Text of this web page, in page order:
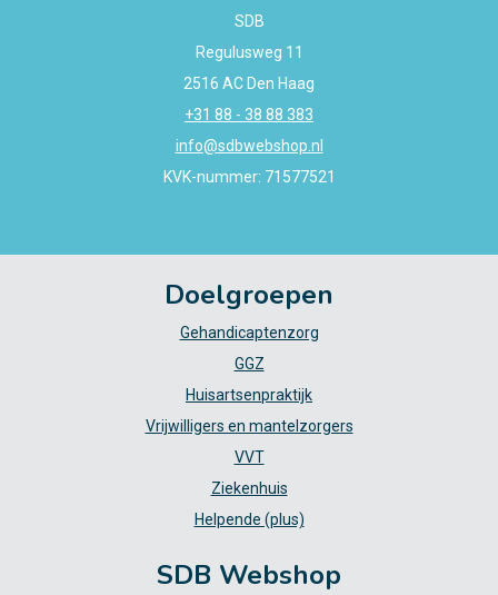
SDB
Regulusweg 11
2516 AC Den Haag
+31 88 - 38 88 383
info@sdbwebshop.nl
KVK-nummer: 71577521
Doelgroepen
Gehandicaptenzorg
GGZ
Huisartsenpraktijk
Vrijwilligers en mantelzorgers
VVT
Ziekenhuis
Helpende (plus)
SDB Webshop